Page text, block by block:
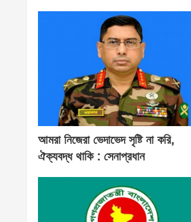
আমরা নিজেরা ভেদাভেদ সৃষ্টি না করি,
ঐক্যবদ্ধ থাকি : সেনাপ্রধান